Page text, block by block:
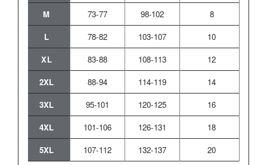
M
73-77 98-102
8
L
78-82 103-107
10
XL
83-88 108-113
12
2XL
88-94 114-119
14
3XL
95-101 120-125
16
4XL
101-106 126-131
18
5XL
107-112 132-137 20